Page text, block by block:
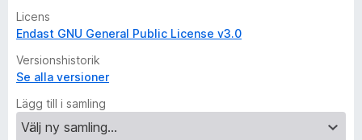
Licens
Endast GNU General Public License v3.0
Versionshistorik
Se alla versioner
Lägg till i samling